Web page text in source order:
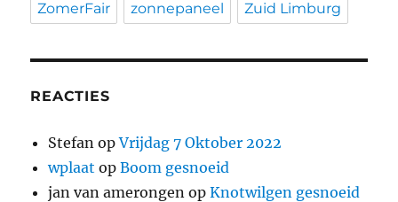
ZomerFair zonnepaneel Zuid Limburg
REACTIES
Stefan opVrijdag 7 Oktober 2022
wplaat opBoom gesnoeid
jan van amerongen opKnotwilgen gesnoeid